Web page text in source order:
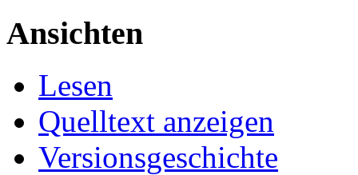
Ansichten
Lesen
Quelltext anzeigen
Versionsgeschichte